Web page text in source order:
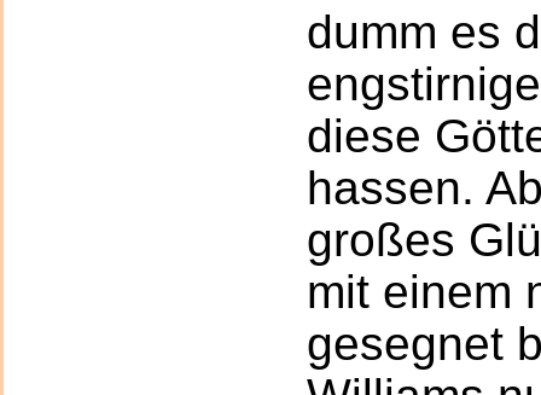
dumm es
diese
hassen.
großes
mit einem
gesegnet